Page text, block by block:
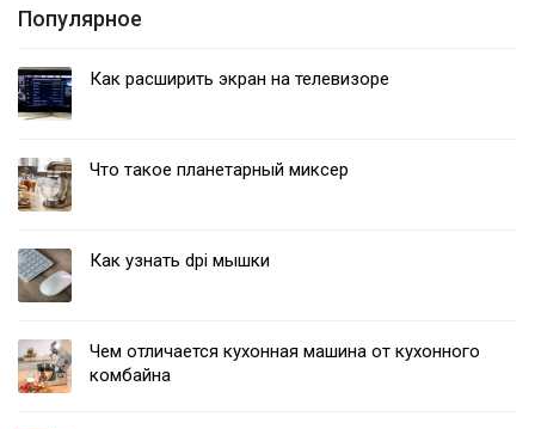
Популярное
Как расширить экран на телевизоре
Что такое планетарный миксер
Как узнать dpi мышки
Чем отличается кухонная машина от кухонного
комбайна